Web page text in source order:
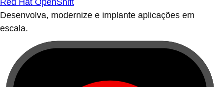
Red Hat OpenShift
Desenvolva, modernize e implante aplicações em
escala.